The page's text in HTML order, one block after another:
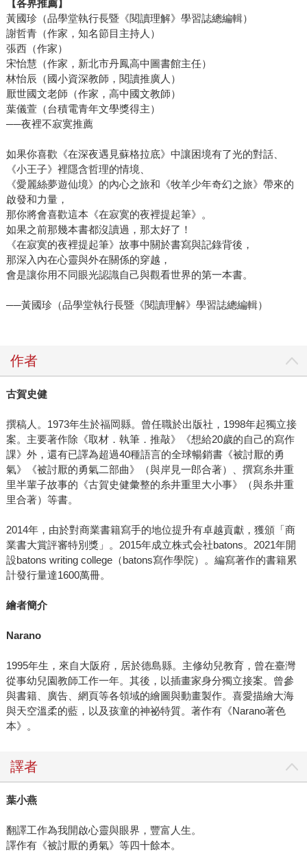
【各界推薦】
黃國珍（品學堂執行長暨《閱讀理解》學習誌總編輯）
謝哲青（作家，知名節目主持人）
張西（作家）
宋怡慧（作家，新北市丹鳳高中圖書館主任）
林怡辰（國小資深教師，閱讀推廣人）
厭世國文老師（作家，高中國文教師）
葉儀萱（台積電青年文學獎得主）
──夜裡不寂寞推薦
如果你喜歡《在深夜遇見蘇格拉底》中讓困境有了光的對話、
《小王子》裡隱含哲理的情境、
《愛麗絲夢遊仙境》的內心之旅和《牧羊少年奇幻之旅》帶來的
啟發和力量，
那你將會喜歡這本《在寂寞的夜裡提起筆》。
如果之前那幾本書都沒讀過，那太好了！
《在寂寞的夜裡提起筆》故事中關於書寫與記錄背後，
那深入內在心靈與外在關係的穿越，
會是讓你用不同眼光認識自己與觀看世界的第一本書。
──黃國珍（品學堂執行長暨《閱讀理解》學習誌總編輯）
作者
古賀史健
撰稿人。1973年生於福岡縣。曾任職於出版社，1998年起獨立接
案。主要著作除《取材．執筆．推敲》《想給20歲的自己的寫作
課》外，還有已譯為超過40種語言的全球暢銷書《被討厭的勇
氣》《被討厭的勇氣二部曲》（與岸見一郎合著）、撰寫糸井重
里半輩子故事的《古賀史健彙整的糸井重里大小事》（與糸井重
里合著）等書。
2014年，由於對商業書籍寫手的地位提升有卓越貢獻，獲頒「商
業書大賞評審特別獎」。2015年成立株式会社batons。2021年開
設batons writing college（batons寫作學院）。編寫著作的書籍累
計發行量達1600萬冊。
繪者簡介
Narano
1995年生，來自大阪府，居於德島縣。主修幼兒教育，曾在臺灣
從事幼兒園教師工作一年。其後，以插畫家身分獨立接案。曾參
與書籍、廣告、網頁等各領域的繪圖與動畫製作。喜愛描繪大海
與天空溫柔的藍，以及孩童的神祕特質。著作有《Narano著色
本》。
譯者
葉小燕
翻譯工作為我開啟心靈與眼界，豐富人生。
譯作有《被討厭的勇氣》等四十餘本。